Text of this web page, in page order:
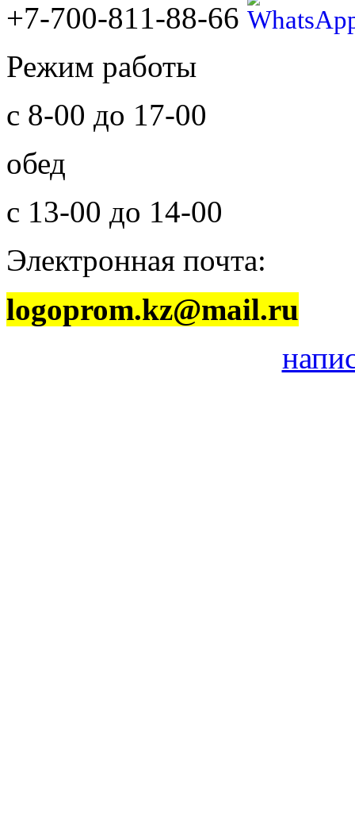
+7-700-811-88-66
Режим работы
с 8-00 до 17-00
обед
с 13-00 до 14-00
Электронная почта:
logoprom.kz@mail.ru